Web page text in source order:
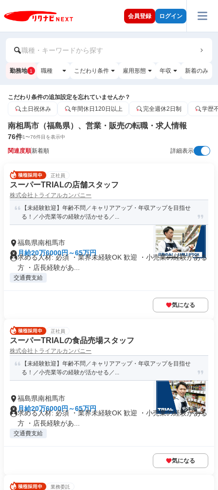
会員登録 ログイン
職種・キーワードから探す
勤務地 1 職種 こだわり条件 雇用形態 年収 新着のみ
こだわり条件の追加設定を忘れていませんか？
土日祝休み
年間休日120日以上 完全週休2日制 学歴
南相馬市（福島県）、営業・販売の転職・求人情報
76件1〜76件目を表示中
関連度順新着順 詳細表示
正社員
スーパーTRIALの店舗スタッフ
株式会社トライアルカンパニー
【未経験歓迎】年齢不問／キャリアアップ・年収アップを目指せ
る！／小売業等の経験が活かせる／...
福島県南相馬市
月給20万6000円～65万円
求める人材: 必須 ・業界未経験OK 歓迎 ・小売業の経験がある
方 ・店長経験があ...
交通費支給
気になる
正社員
スーパーTRIALの食品売場スタッフ
株式会社トライアルカンパニー
【未経験歓迎】年齢不問／キャリアアップ・年収アップを目指せ
る！／小売業等の経験が活かせる／...
福島県南相馬市
月給20万6000円～65万円
求める人材: 必須 ・業界未経験OK 歓迎 ・小売業の経験がある
方 ・店長経験があ...
交通費支給
気になる
業務委託